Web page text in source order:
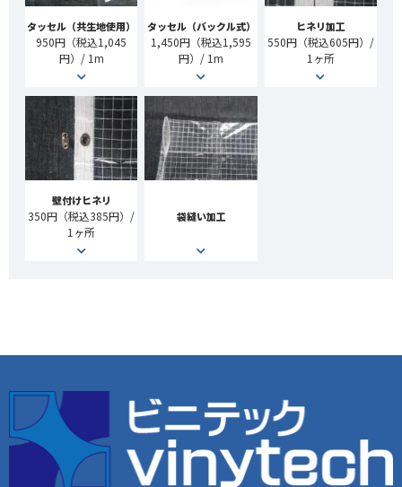
タッセル（共生地使用）
950円（税込1,045
円）/ 1m
タッセル（バックル式）
1,450円（税込1,595
円）/ 1m
ヒネリ加工
550円（税込605円）/
1ヶ所
壁付けヒネリ
350円（税込385円）/
1ヶ所
袋縫い加工